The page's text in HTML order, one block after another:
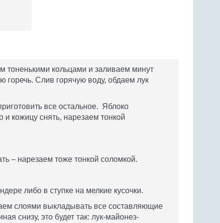
тоненькими кольцами и заливаем минут
горечь. Слив горячую воду, обдаем лук
все остальное. Яблоко
кожицу снять, нарезаем тонкой
– нарезаем тоже тонкой соломкой.
либо в ступке на мелкие кусочки.
слоями выкладывать все составляющие
снизу, это будет так: лук-майонез-